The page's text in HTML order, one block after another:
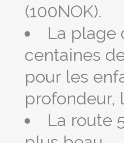
(100NOK).
La plage
centaines
pour les
profondeur,
La route